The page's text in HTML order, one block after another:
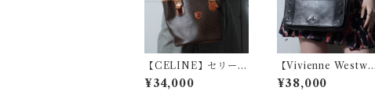
【CELINE】セリーヌ
ロゴ入 マカダム柄レザ
ートートバッグ brow
¥34,000
【Vivienne Westwo
od】ヴィヴィアンウエ
ストウッド オーブロゴ
¥38,000